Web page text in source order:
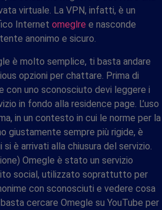
virtuale. La VPN, infatti, è un
Internet omeglre e nasconde
anonimo e sicuro.
è molto semplice, ti basta andare
opzioni per chattare. Prima di
con uno sconosciuto devi leggere i
in fondo alla residence page. L’uso
in un contesto in cui le norme per la
giustamente sempre più rigide, è
è arrivati alla chiusura del servizio.
Omegle è stato un servizio
social, utilizzato soprattutto per
con sconosciuti e vedere cosa
cercare Omegle su YouTube per